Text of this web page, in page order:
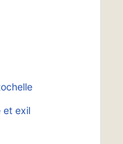
et exil